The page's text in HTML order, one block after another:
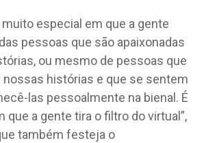
especial em que a gente
pessoas que são apaixonadas
ou mesmo de pessoas que
nossas histórias e que se sentem
las pessoalmente na bienal. É
que a gente tira o filtro do virtual”,
também festeja o